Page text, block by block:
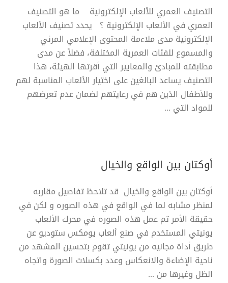
التصنيف العمري للألعاب الإلكترونية ما هو التصنيف
العمري في الألعاب الإلكترونية ؟ يحدد تصنيف الألعاب
الإلكترونية مدى ملاءمة المحتوى الإعلامي المرئي
والمسموع للفئات العمرية المختلفة، فضلاً عن مدى
مطابقته للمبادئ والمعايير التي أقرتها الهيئة، هذا
التصنيف يساعد البالغين على اختيار الألعاب المناسبة لهم
وللأطفال الذين هم في رعايتهم لضمان عدم تعرضهم
للمواد التي ...
أوكتان بين الواقع والخيال
أوكتان بين الواقع والخيال قد تلاحظ تفاصيل مقاربه
لمنظر مشابه لما في الواقع في هذه الصوره و لكن في
حقيقة الأمر تم عمل هذه الصوره في محرك الألعاب
يونيتي المستخدم في صنع ألعاب يومكس ستوديو عن
طريق أداة مجانيه من يونيتي تقوم بتحسين المشهد من
ناحية الإضاءة والانعكاس وعدد بكسلات الصورة واتجاه
الظل وغيرها من ...
سوق ألعاب الجوال